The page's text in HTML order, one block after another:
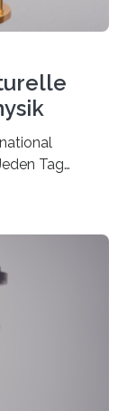
Tag
Neue
der Alltag in
Jahr 100
2025 zum
und -
eine